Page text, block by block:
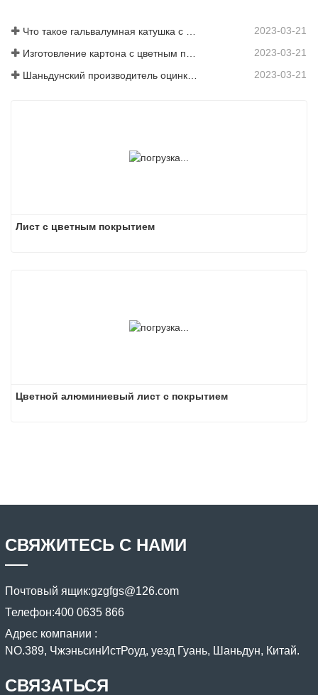
2023-03-21
2023-03-21
Шаньдунский производитель оцинкованного листа с цветным покрытием предоставит вам объяснение своего программного обеспечения. 2023-03-21
Лист с цветным покрытием
Цветной алюминиевый лист с покрытием
СВЯЖИТЕСЬ С НАМИ
Почтовый ящик:gzgfgs@126.com
Телефон:400 0635 866
Адрес компании :
NO.389, ЧжэньсинИстРоуд, уезд Гуань, Шаньдун, Китай.
СВЯЗАТЬСЯ